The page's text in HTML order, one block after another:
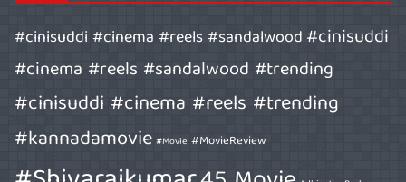
#cinisuddi #cinema #reels #sandalwood#cinisuddi
#cinema #reels #sandalwood #trending
#cinisuddi #cinema #reels #trending
#kannadamovie #Movie #MovieReview